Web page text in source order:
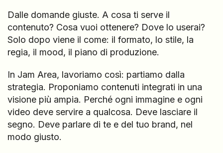
Dalle domande giuste. A cosa ti serve il
contenuto? Cosa vuoi ottenere? Dove lo userai?
Solo dopo viene il come: il formato, lo stile, la
regia, il mood, il piano di produzione.
In Jam Area, lavoriamo così: partiamo dalla
strategia. Proponiamo contenuti integrati in una
visione più ampia. Perché ogni immagine e ogni
video deve servire a qualcosa. Deve lasciare il
segno. Deve parlare di te e del tuo brand, nel
modo giusto.